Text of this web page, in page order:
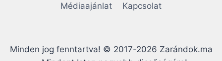
Médiaajánlat
Kapcsolat
Minden jog fenntartva! © 2017-2026 Zarándok.ma